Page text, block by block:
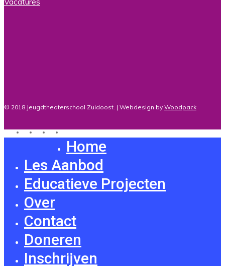
© 2018 Jeugdtheaterschool Zuidoost. | Webdesign by Woodpack
twitterfacebook
youtubeinstagram
Close
Menu
Home
Les Aanbod
Educatieve Projecten
Over
Contact
Doneren
Inschrijven